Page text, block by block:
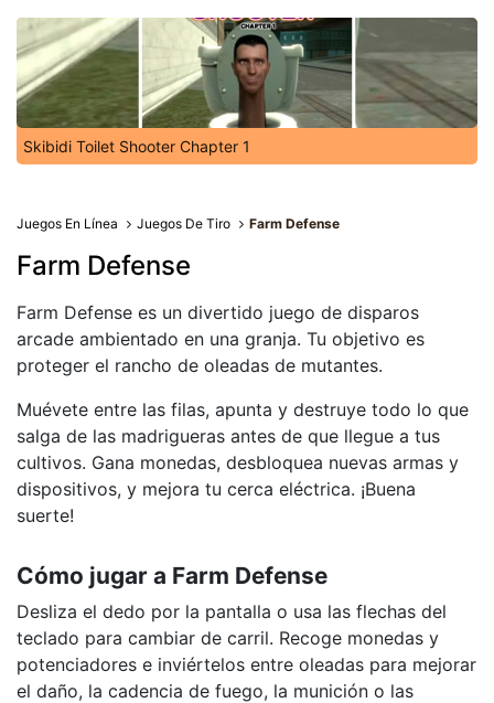
Skibidi Toilet Shooter Chapter 1
Juegos En Línea Juegos De Tiro Farm Defense
Farm Defense
Farm Defense es un divertido juego de disparos
arcade ambientado en una granja. Tu objetivo es
proteger el rancho de oleadas de mutantes.
Muévete entre las filas, apunta y destruye todo lo que
salga de las madrigueras antes de que llegue a tus
cultivos. Gana monedas, desbloquea nuevas armas y
dispositivos, y mejora tu cerca eléctrica. ¡Buena
suerte!
Cómo jugar a Farm Defense
Desliza el dedo por la pantalla o usa las flechas del
teclado para cambiar de carril. Recoge monedas y
potenciadores e inviértelos entre oleadas para mejorar
el daño, la cadencia de fuego, la munición o las